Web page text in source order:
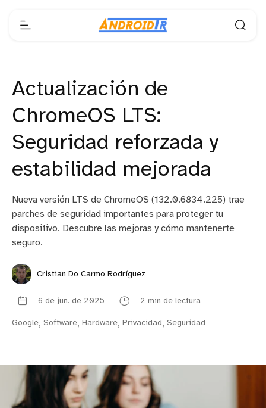
Actualización de
ChromeOS LTS:
Seguridad reforzada y
estabilidad mejorada
Nueva versión LTS de ChromeOS (132.0.6834.225) trae
parches de seguridad importantes para proteger tu
dispositivo. Descubre las mejoras y cómo mantenerte
seguro.
Cristian Do Carmo Rodríguez
6 de jun. de 2025 2 min de lectura
Google, Software, Hardware, Privacidad, Seguridad